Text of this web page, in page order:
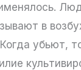
в
убьют,